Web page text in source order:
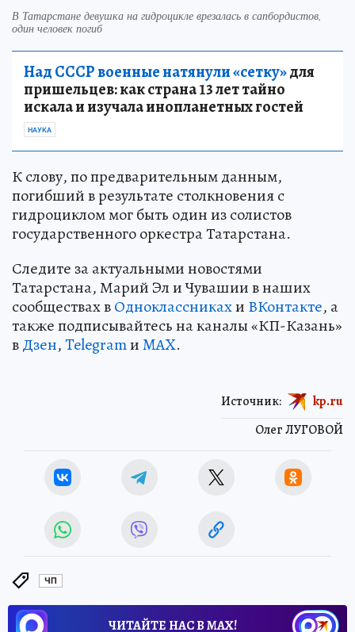
В Татарстане девушка на гидроцикле врезалась в сапбордистов,
один человек погиб
Над СССР военные натянули «сетку»для
пришельцев: как страна 13 лет тайно
искала и изучала инопланетных гостей
НАУКА
К слову, по предварительным данным,
погибший в результате столкновения с
гидроциклом мог быть один из солистов
государственного оркестра Татарстана.
Следите за актуальными новостями
Татарстана, Марий Эл и Чувашии в наших
сообществах вОдноклассникахи ВКонтакте, а
также подписывайтесь на каналы «КП-Казань»
вДзен,TelegramиMAX.
Олег ЛУГОВОЙ
Источник: kp.ru
ЧП
ЧИТАЙТЕ НАС В МАХ!